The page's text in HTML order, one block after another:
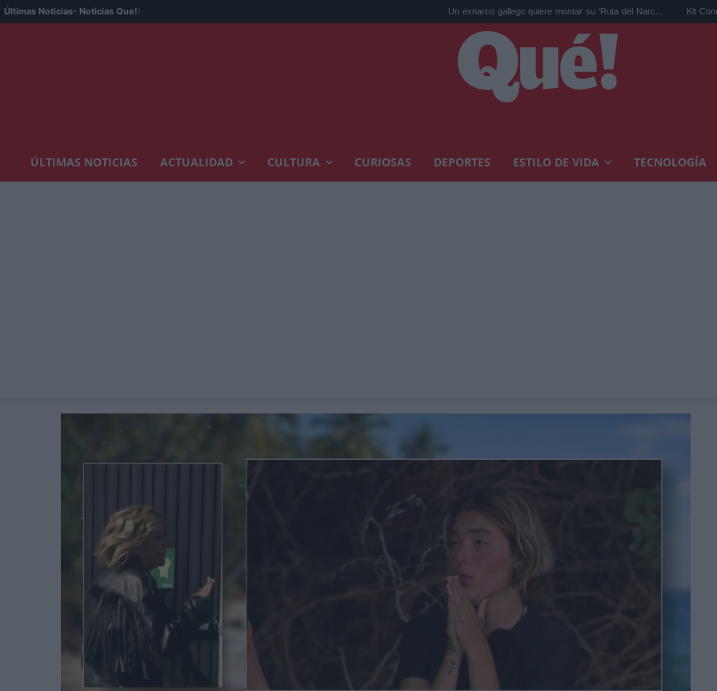
Últimas Noticias- Noticias Que!: Un exnarco gallego quiere montar su 'Ruta del Narc... Kit Connor será
ÚLTIMAS NOTICIAS ACTUALIDAD CULTURA CURIOSAS DEPORTES ESTILO DE VIDA TECNOLOGÍA